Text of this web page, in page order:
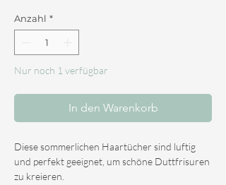
Anzahl *
Nur noch 1 verfügbar
In den Warenkorb
Diese sommerlichen Haartücher sind luftig
und perfekt geeignet, um schöne Duttfrisuren
zu kreieren.